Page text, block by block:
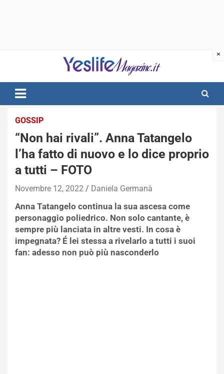
notizie di intrattenimento
GOSSIP
“Non hai rivali”. Anna Tatangelo
l’ha fatto di nuovo e lo dice proprio
a tutti – FOTO
Novembre 12, 2022 Daniela Germanà
Anna Tatangelo continua la sua ascesa come
personaggio poliedrico. Non solo cantante, è
sempre più lanciata in altre vesti. In cosa è
impegnata? É lei stessa a rivelarlo a tutti i suoi
fan: adesso non può più nasconderlo